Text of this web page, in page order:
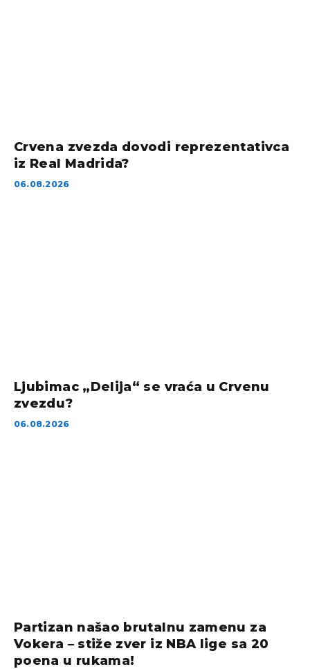
Crvena zvezda dovodi reprezentativca
iz Real Madrida?
06.08.2026
Ljubimac „Delija“ se vraća u Crvenu
zvezdu?
06.08.2026
Partizan našao brutalnu zamenu za
Vokera – stiže zver iz NBA lige sa 20
poena u rukama!